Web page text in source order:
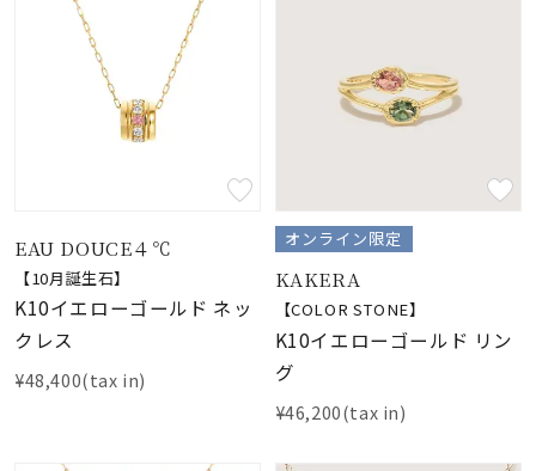
EAU DOUCE４℃
【10月誕生石】
K10イエローゴールド ネッ
クレス
¥48,400(tax in)
オンライン限定
KAKERA
【COLOR STONE】
K10イエローゴールド リン
グ
¥46,200(tax in)